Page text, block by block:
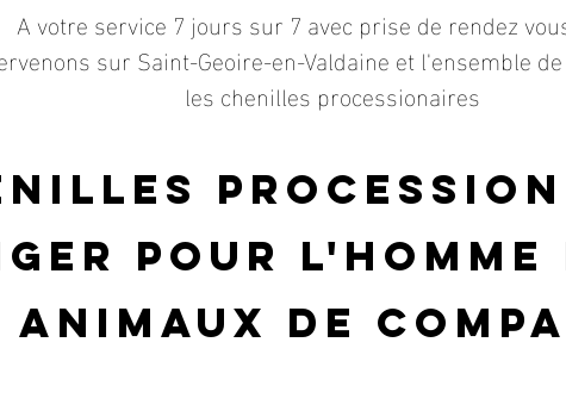
A votre service 7 jours sur 7 avec prise de rendez
sur Saint-Geoire-en-Valdaine et l'ensemble
les chenilles processionaires
pour
animaux de